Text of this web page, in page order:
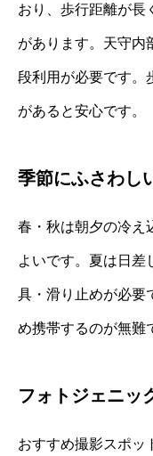
おり、歩行距離が長
があります。天守内
段利用が必要です。
があると安心です。
季節にふさわし
春・秋は朝夕の冷え
よいです。夏は日差
具・滑り止めが必要
め携帯するのが無難
フォトジェニッ
おすすめ撮影スポッ